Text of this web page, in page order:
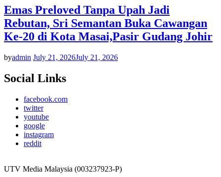
Emas Preloved Tanpa Upah Jadi
Rebutan, Sri Semantan Buka Cawangan
Ke-20 di Kota Masai,Pasir Gudang Johir
byadmin July 21, 2026July 21, 2026
Social Links
facebook.com
twitter
youtube
google
instagram
reddit
UTV Media Malaysia (003237923-P)